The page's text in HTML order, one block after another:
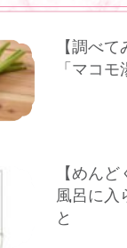
【調べ
「マコ
【めん
風呂に入
と